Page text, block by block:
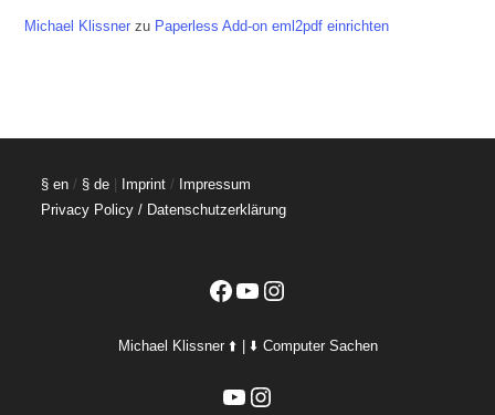
Michael Klissner zu Paperless Add-on eml2pdf einrichten
§ en / § de | Imprint / Impressum
Privacy Policy / Datenschutzerklärung
Facebook
YouTubeInstagram
Michael Klissner ⬆️ | ⬇️ Computer Sachen
YouTubeInstagram